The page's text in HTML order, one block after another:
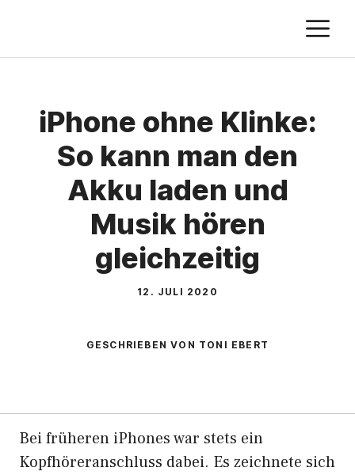
springen
iPhone ohne Klinke:
So kann man den
Akku laden und
Musik hören
gleichzeitig
12. JULI 2020
GESCHRIEBEN VON TONI EBERT
Bei früheren iPhones war stets ein
Kopfhöreranschluss dabei. Es zeichnete sich